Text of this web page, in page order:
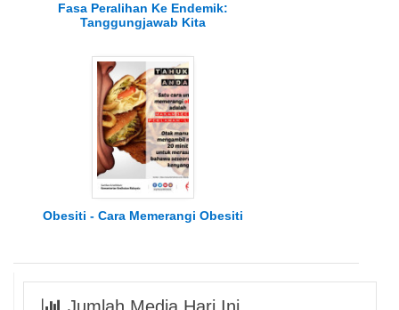
Fasa Peralihan Ke Endemik:
Tanggungjawab Kita
Obesiti - Cara Memerangi Obesiti